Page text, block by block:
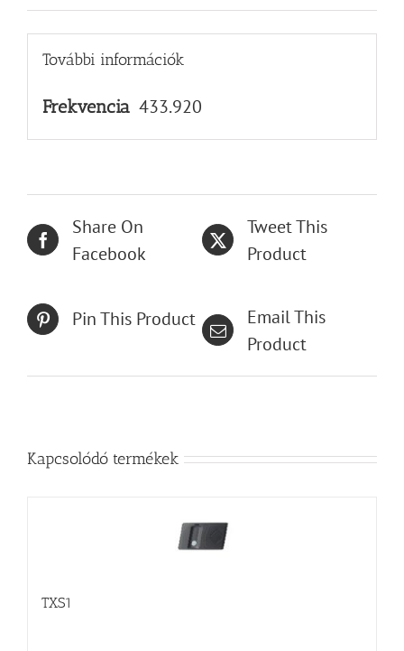
További információk
Frekvencia 433.920
Share On
Facebook
Tweet This
Product
Pin This Product
Email This
Product
Kapcsolódó termékek
TXS1